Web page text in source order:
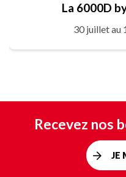
La 6000D
30 juillet au
Recevez nos
JE